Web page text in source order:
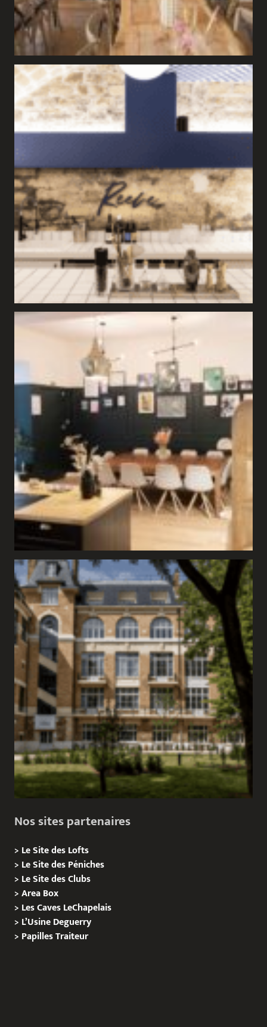
Nos sites partenaires
> Le Site des Lofts
> Le Site des Péniches
> Le Site des Clubs
>Area Box
> Les Caves LeChapelais
> L’Usine Deguerry
> PapillesTraiteur